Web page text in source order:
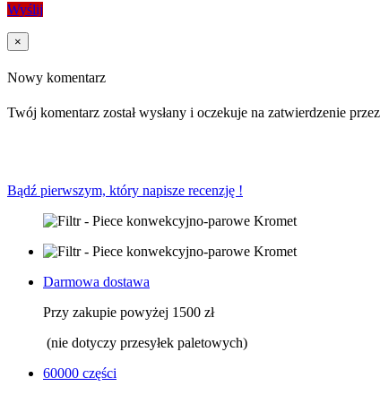
Wyślij
×
Nowy komentarz
Twój komentarz został wysłany i oczekuje na zatwierdzenie
Bądź pierwszym, który napisze recenzję !
Darmowa dostawa
Przy zakupie powyżej 1500 zł
(nie dotyczy przesyłek paletowych)
60000 części